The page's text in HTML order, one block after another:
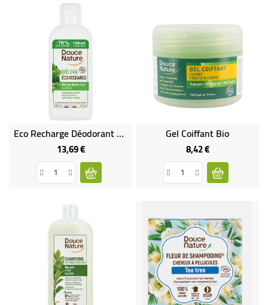
Eco Recharge Déodorant Menthe Douce Bio Et Équitable
13,69 €Prix
Gel Coiffant Bio
8,42 €Prix